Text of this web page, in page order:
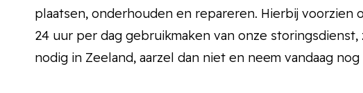
plaatsen, onderhouden en repareren. Hierbij
24 uur per dag gebruikmaken van onze
nodig in Zeeland, aarzel dan niet en neem vandaag